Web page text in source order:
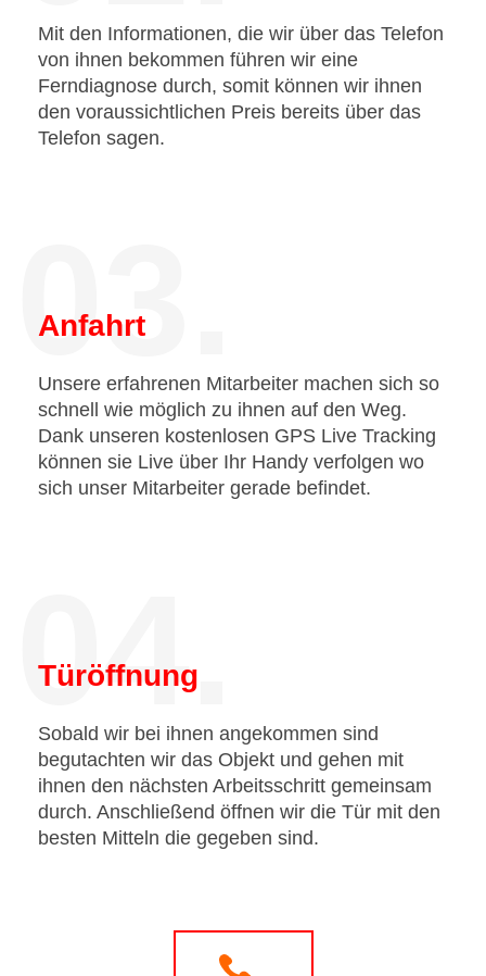
Mit den Informationen, die wir über das Telefon
von ihnen bekommen führen wir eine
Ferndiagnose durch, somit können wir ihnen
den voraussichtlichen Preis bereits über das
Telefon sagen.
03.
Anfahrt
Unsere erfahrenen Mitarbeiter machen sich so
schnell wie möglich zu ihnen auf den Weg.
Dank unseren kostenlosen GPS Live Tracking
können sie Live über Ihr Handy verfolgen wo
sich unser Mitarbeiter gerade befindet.
04.
Türöffnung
Sobald wir bei ihnen angekommen sind
begutachten wir das Objekt und gehen mit
ihnen den nächsten Arbeitsschritt gemeinsam
durch. Anschließend öffnen wir die Tür mit den
besten Mitteln die gegeben sind.